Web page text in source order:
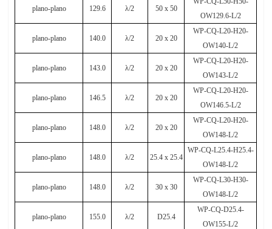
plano-plano 129.6 λ/2 50 x 50
OW129.6-L/2
plano-plano 140.0 λ/2 20 x 20
WP-CQ-L20-H20-
OW140-L/2
plano-plano 143.0 λ/2 20 x 20
WP-CQ-L20-H20-
OW143-L/2
plano-plano 146.5 λ/2 20 x 20
WP-CQ-L20-H20-
OW146.5-L/2
plano-plano 148.0 λ/2 20 x 20
WP-CQ-L20-H20-
OW148-L/2
plano-plano 148.0 λ/2 25.4 x 25.4
WP-CQ-L25.4-H25.4-
OW148-L/2
plano-plano 148.0 λ/2 30 x 30
WP-CQ-L30-H30-
OW148-L/2
plano-plano 155.0 λ/2 D25.4
WP-CQ-D25.4-
OW155-L/2